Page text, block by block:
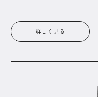
詳しく見る